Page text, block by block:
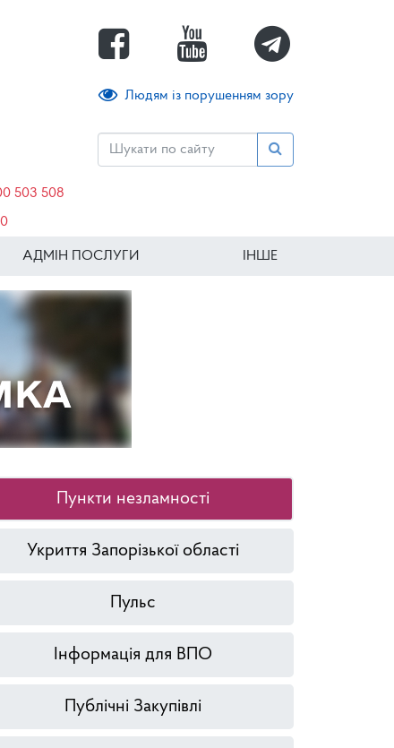
Людям із порушенням зору
503 508
АДМІН ПОСЛУГИ ІНШЕ
Пункти незламності
Укриття Запорізької області
Пульс
Інформація для ВПО
Публічні Закупівлі